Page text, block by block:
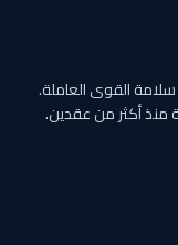
سلامة القوى العاملة.
منذ أكثر من عقدين.